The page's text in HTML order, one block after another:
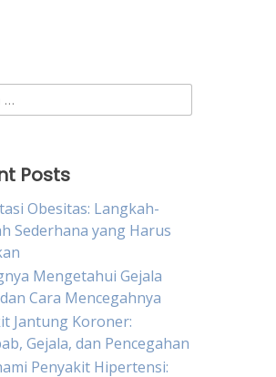
Posts
Obesitas: Langkah-
Sederhana yang Harus
Mengetahui Gejala
Cara Mencegahnya
Jantung Koroner:
Gejala, dan Pencegahan
Penyakit Hipertensi: